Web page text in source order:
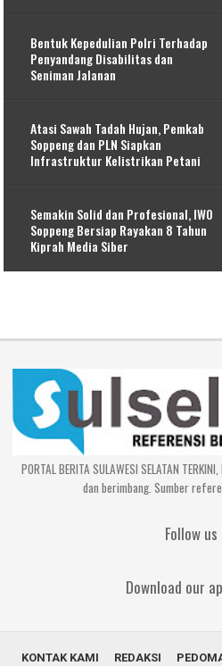
Bentuk Kepedulian Polri Terhadap
Penyandang Disabilitas dan
Seniman Jalanan
Atasi Sawah Tadah Hujan, Pemkab
Soppeng dan PLN Siapkan
Infrastruktur Kelistrikan Petani
Semakin Solid dan Profesional, IWO
Soppeng Bersiap Rayakan 8 Tahun
Kiprah Media Siber
PORTAL BERITA SULAWESI SELATAN
dan berimbang. Sumber
Follow us
Download our
KONTAK KAMI REDAKSI